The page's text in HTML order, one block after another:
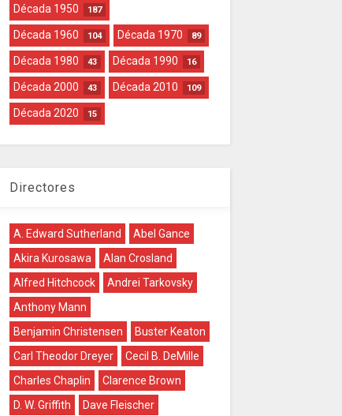
Década 1950 187
Década 1960 104 Década 1970 89
Década 1980 43 Década 1990 16
Década 2000 43 Década 2010 109
Década 2020 15
Directores
A. Edward Sutherland
Abel Gance
Akira Kurosawa
Alan Crosland
Alfred Hitchcock
Andrei Tarkovsky
Anthony Mann
Benjamin Christensen
Buster Keaton
Carl Theodor Dreyer
Cecil B. DeMille
Charles Chaplin
Clarence Brown
D. W. Griffith
Dave Fleischer